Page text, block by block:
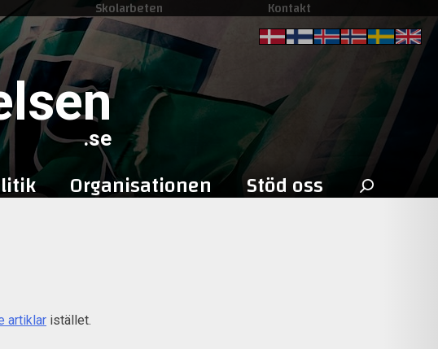
Skolarbeten Kontakt
.se
Organisationen Stöd oss Sök
efter:
artiklar istället.